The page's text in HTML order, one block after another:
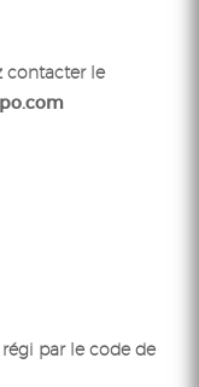
contacter le
régi par le code de